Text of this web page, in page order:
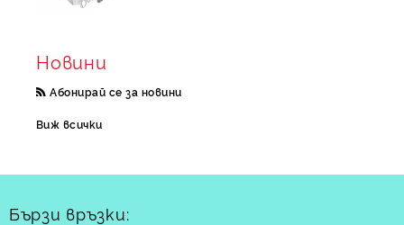
Новини
Абонирай се за новини
Виж всички
Бързи връзки: